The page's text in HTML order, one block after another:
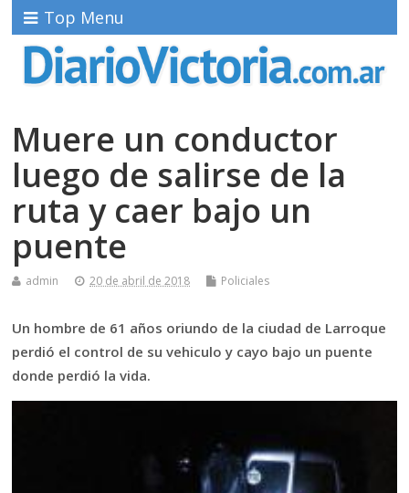
Top Menu
Muere un conductor
luego de salirse de la
ruta y caer bajo un
puente
admin 20 de abril de 2018 Policiales
Un hombre de 61 años oriundo de la ciudad de Larroque
perdió el control de su vehiculo y cayo bajo un puente
donde perdió la vida.